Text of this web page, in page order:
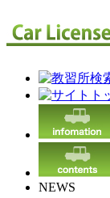
NEWS